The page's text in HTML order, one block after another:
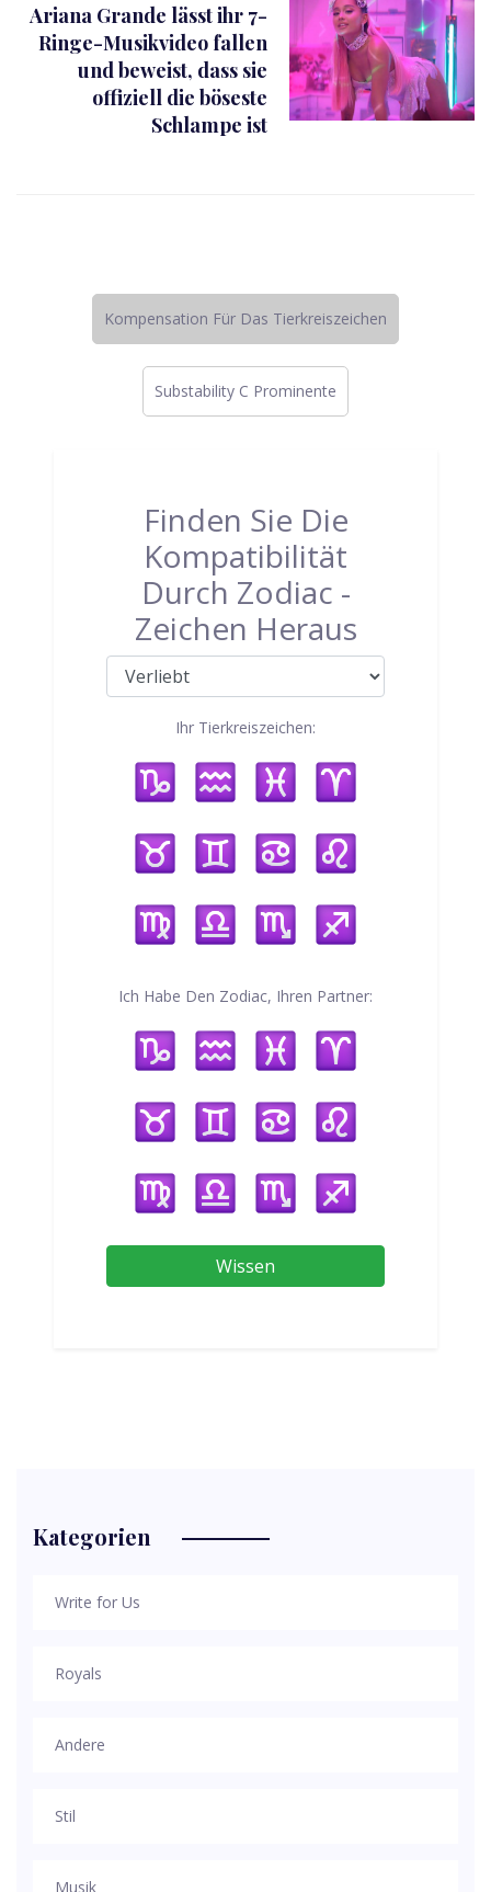
Ariana Grande lässt ihr 7-
Ringe-Musikvideo fallen
und beweist, dass sie
offiziell die böseste
Schlampe ist
Kompensation Für Das Tierkreiszeichen
Substability C Prominente
Finden Sie Die
Kompatibilität
Durch Zodiac -
Zeichen Heraus
Ihr Tierkreiszeichen:
Ich Habe Den Zodiac, Ihren Partner:
Wissen
Kategorien
Write for Us
Royals
Andere
Stil
Musik